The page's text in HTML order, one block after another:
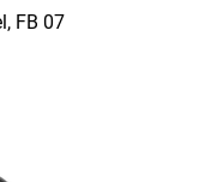
FB 07